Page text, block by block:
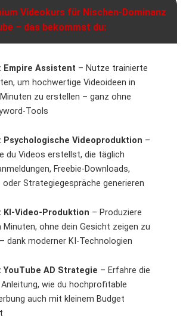
Videokurs für Nischen-Dominanz
– das bekommst du:
Empire Assistent – Nutze trainierte
um hochwertige Videoideen in
zu erstellen – ganz ohne
Tools
Psychologische Videoproduktion –
du Videos erstellst, die täglich
Freebie-Downloads,
oder Strategiegespräche generieren
KI-Video-Produktion – Produziere
Minuten, ohne dein Gesicht zeigen zu
dank moderner KI-Technologien
YouTube AD Strategie – Erfahre die
wie du hochprofitable
auch mit kleinem Budget